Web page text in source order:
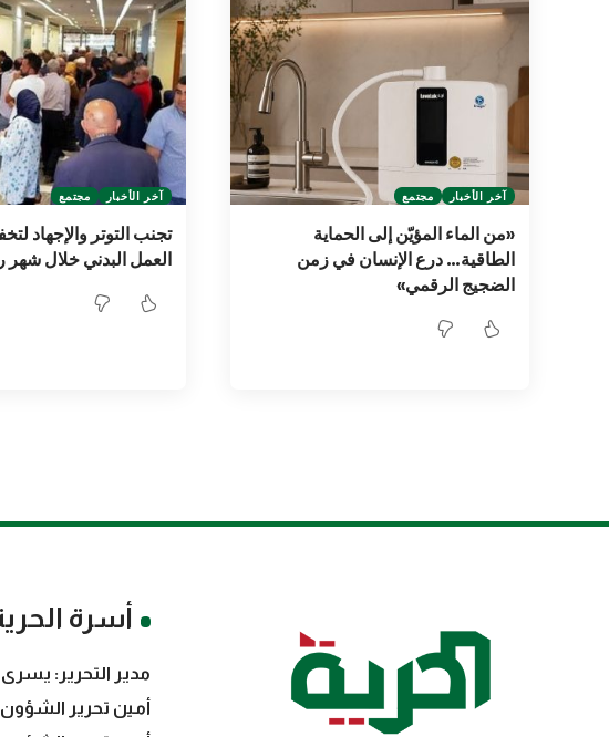
آخر الأخبار مجتمع
«من الماء المؤيّن إلى الحماية
الطاقية… درع الإنسان في زمن
الضجيج الرقمي»
آخر الأخبار مجتمع
تجنب التوتر والإجهاد
العمل البدني خلال
أسرة
مدير التحرير:
أمين تحرير